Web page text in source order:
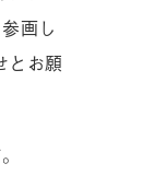
画し
とお願